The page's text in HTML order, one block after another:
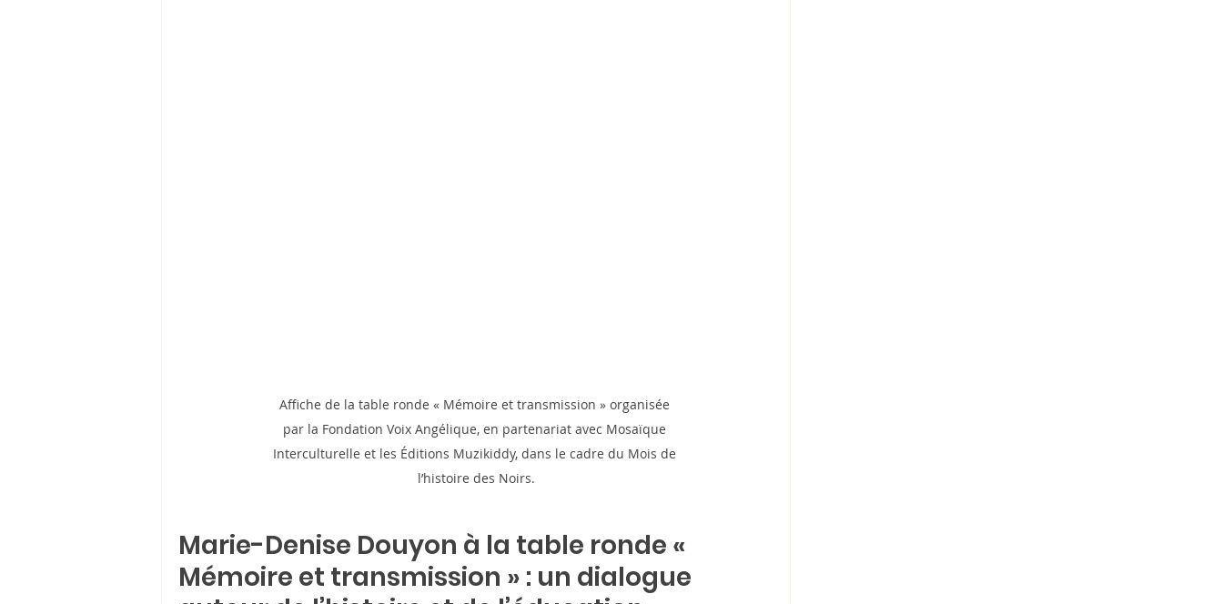
Affiche de la table ronde « Mémoire et transmission » organisée
par la Fondation Voix Angélique, en partenariat avec Mosaïque
Interculturelle et les Éditions Muzikiddy, dans le cadre du Mois de
l’histoire des Noirs.
Marie-Denise Douyon à la table ronde «
Mémoire et transmission » : un dialogue